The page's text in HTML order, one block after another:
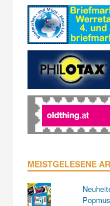
MEISTGELESENE